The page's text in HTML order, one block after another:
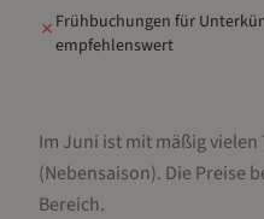
✗ Frühbuchungen für
empfehlenswert
Im Juni ist mit mäßig
(Nebensaison). Die Preise
Bereich.